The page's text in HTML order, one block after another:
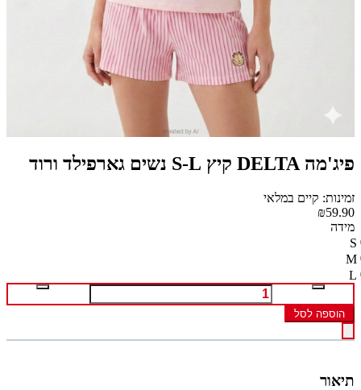
פיג'מה DELTA קיץ S-L נשים גארפילד ורוד
זמינות: קיים במלאי
₪59.90
מידה
S
M
L
הוספה לסל
תיאור